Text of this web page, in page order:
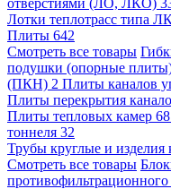
отверстиями (ЛО, ЛКО)
Лотки теплотрасс типа
Плиты 642
Смотреть все товары
подушки (опорные
(ПКН) 2 Плиты каналов
Плиты перекрытия
Плиты тепловых камер 68
тоннеля 32
Трубы круглые и изделия
Смотреть все товары
противофильтрационного